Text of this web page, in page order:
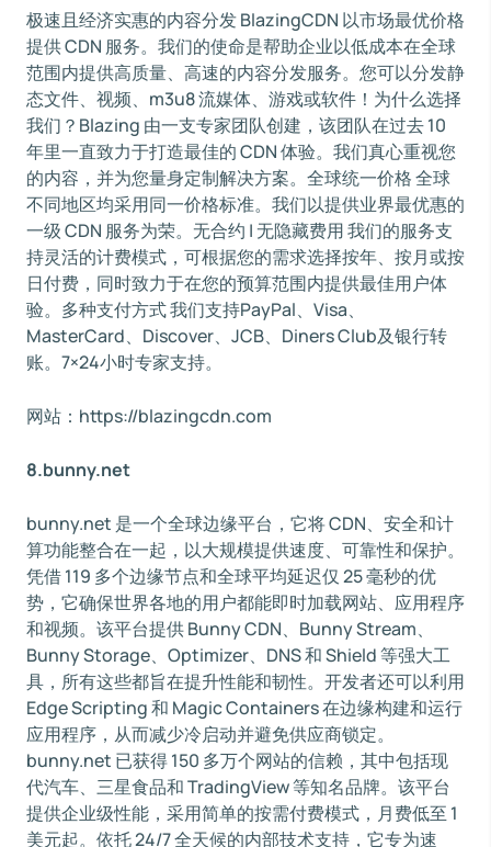
极速且经济实惠的内容分发 BlazingCDN 以市场最优价格
提供 CDN 服务。我们的使命是帮助企业以低成本在全球
范围内提供高质量、高速的内容分发服务。您可以分发静
态文件、视频、m3u8 流媒体、游戏或软件！为什么选择
我们？Blazing 由一支专家团队创建，该团队在过去 10
年里一直致力于打造最佳的 CDN 体验。我们真心重视您
的内容，并为您量身定制解决方案。全球统一价格 全球
不同地区均采用同一价格标准。我们以提供业界最优惠的
一级 CDN 服务为荣。无合约 | 无隐藏费用 我们的服务支
持灵活的计费模式，可根据您的需求选择按年、按月或按
日付费，同时致力于在您的预算范围内提供最佳用户体
验。多种支付方式 我们支持PayPal、Visa、
MasterCard、Discover、JCB、Diners Club及银行转
账。7×24小时专家支持。
网站：https://blazingcdn.com
8.bunny.net
bunny.net 是一个全球边缘平台，它将 CDN、安全和计
算功能整合在一起，以大规模提供速度、可靠性和保护。
凭借 119 多个边缘节点和全球平均延迟仅 25 毫秒的优
势，它确保世界各地的用户都能即时加载网站、应用程序
和视频。该平台提供 Bunny CDN、Bunny Stream、
Bunny Storage、Optimizer、DNS 和 Shield 等强大工
具，所有这些都旨在提升性能和韧性。开发者还可以利用
Edge Scripting 和 Magic Containers 在边缘构建和运行
应用程序，从而减少冷启动并避免供应商锁定。
bunny.net 已获得 150 多万个网站的信赖，其中包括现
代汽车、三星食品和 TradingView 等知名品牌。该平台
提供企业级性能，采用简单的按需付费模式，月费低至 1
美元起。依托 24/7 全天候的内部技术支持，它专为速